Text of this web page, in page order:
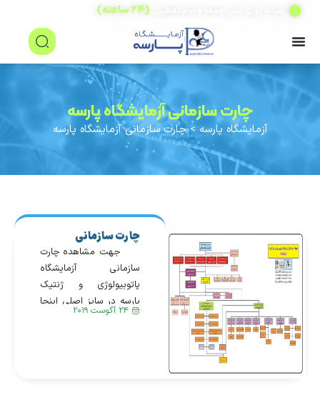
(۲۴ ساعته)
چارت سازمانی آزمایشگاه پارسه
آزمایشگاه پارسه >چارت سازمانی آزمایشگاه پارسه
چارت سازمانی
آزمایشگاه پارسه
جهت مشاهده چارت
سازمانی آزمایشگاه
پاتوبیولوژی و ژنتیک
پارسه در سایز اصلی اینجا
کلیک فرمایید.
۲۴ آگوست ۲۰۱۹